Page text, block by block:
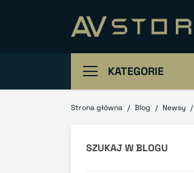
KATEGORIE
Strona główna Blog Newsy
SZUKAJ W BLOGU